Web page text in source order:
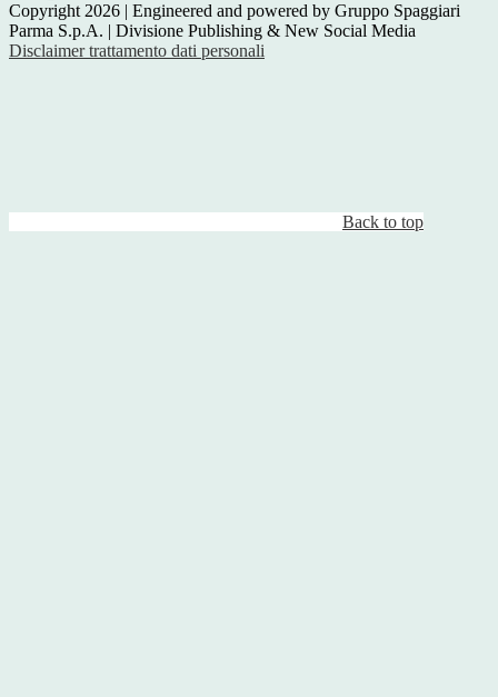
Copyright 2026 | Engineered and powered by Gruppo Spaggiari
Parma S.p.A. | Divisione Publishing & New Social Media
Disclaimer trattamento dati personali
Back to top